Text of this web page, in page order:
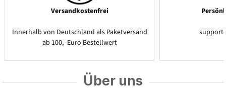
Versandkostenfrei
Innerhalb von Deutschland als Paketversand
ab 100,- Euro Bestellwert
Über uns